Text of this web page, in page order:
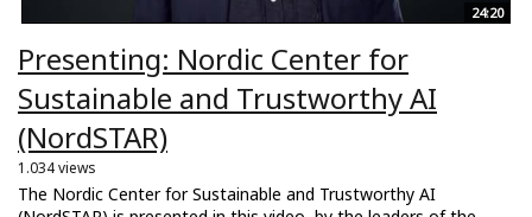
24:20
Presenting: Nordic Center for
Sustainable and Trustworthy AI
(NordSTAR)
1.034 views
The Nordic Center for Sustainable and Trustworthy AI